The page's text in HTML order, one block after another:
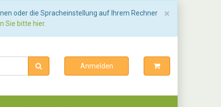
×
oder die Spracheinstellung auf Ihrem Rechner
Sie bitte hier.
Anmelden